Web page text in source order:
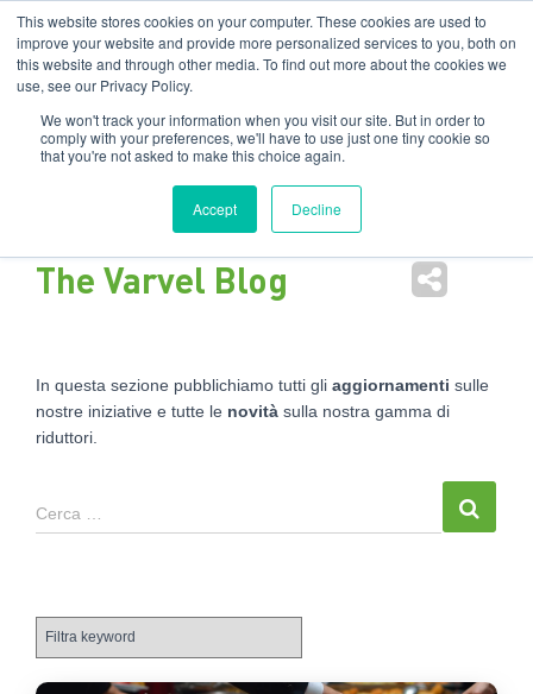
This website stores cookies on your computer. These cookies are used to
improve your website and provide more personalized services to you, both on
this website and through other media. To find out more about the cookies we
use, see our Privacy Policy.
We won't track your information when you visit our site. But in order to
comply with your preferences, we'll have to use just one tiny cookie so
that you're not asked to make this choice again.
Accept Decline
Filiali: India USA EN IT
The Varvel Blog
In questa sezione pubblichiamo tutti gli aggiornamenti sulle
nostre iniziative e tutte le novità sulla nostra gamma di
riduttori.
Cerca …